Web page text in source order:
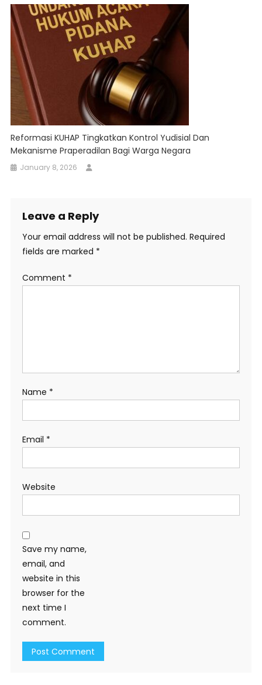
Reformasi KUHAP Tingkatkan Kontrol Yudisial Dan
Mekanisme Praperadilan Bagi Warga Negara
January 8, 2026
Leave a Reply
Your email address will not be published. Required
fields are marked *
Comment *
Name *
Email *
Website
Save my name,
email, and
website in this
browser for the
next time I
comment.